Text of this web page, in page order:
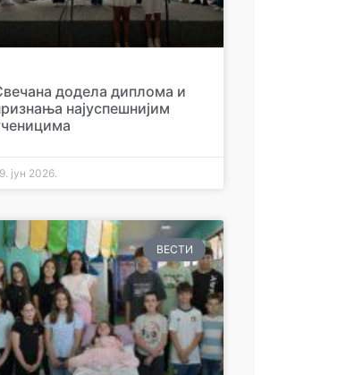
додела диплома и
најуспешнијим
јун 2026.
ВЕСТИ